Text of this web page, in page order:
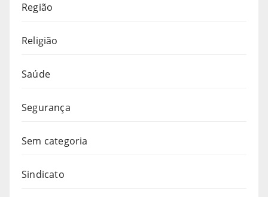
Região
Religião
Saúde
Segurança
Sem categoria
Sindicato